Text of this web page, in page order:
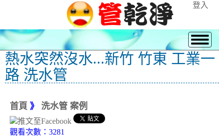
登入
熱水突然沒水...新竹 竹東 工業一
路 洗水管
首頁 》 洗水管 案例
觀看次數：3281